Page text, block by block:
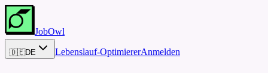
JobOwl
🇩🇪DE Lebenslauf-OptimiererAnmelden